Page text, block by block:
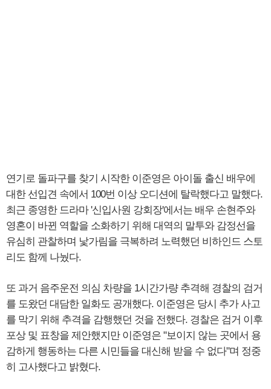
연기로 돌파구를 찾기 시작한 이준영은 아이돌 출신 배우에
대한 선입견 속에서 100번 이상 오디션에 탈락했다고 말했다.
최근 종영한 드라마 '신입사원 강회장'에서는 배우 손현주와
영혼이 바뀐 역할을 소화하기 위해 대역의 말투와 감정선을
유심히 관찰하며 낯가림을 극복하려 노력했던 비하인드 스토
리도 함께 나눴다.
또 과거 음주운전 의심 차량을 1시간가량 추격해 경찰의 검거
를 도왔던 대담한 일화도 공개했다. 이준영은 당시 추가 사고
를 막기 위해 추격을 감행했던 것을 전했다. 경찰은 검거 이후
포상 및 표창을 제안했지만 이준영은 "보이지 않는 곳에서 용
감하게 행동하는 다른 시민들을 대신해 받을 수 없다"며 정중
히 고사했다고 밝혔다.